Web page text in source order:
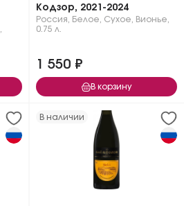
Кодзор, 2021-2024
Россия Белое Сухое Вионье
0.75 л.
1 550 ₽
В корзину
В наличии